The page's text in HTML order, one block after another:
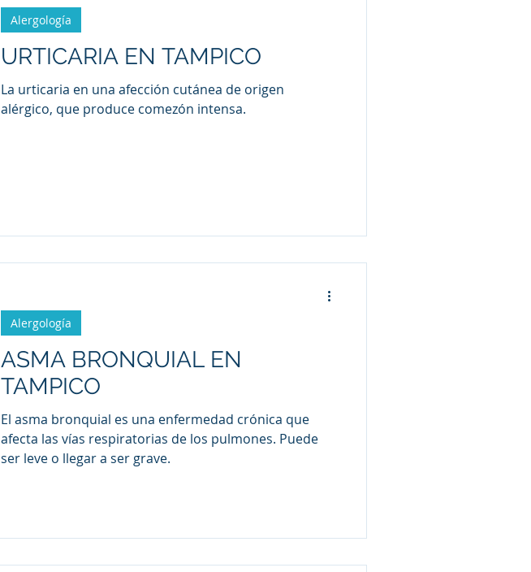
URTICARIA EN TAMPICO
La urticaria en una afección cutánea de origen
alérgico, que produce comezón intensa.
Alergología
ASMA BRONQUIAL EN
TAMPICO
El asma bronquial es una enfermedad crónica que
afecta las vías respiratorias de los pulmones. Puede
ser leve o llegar a ser grave.
Alergología